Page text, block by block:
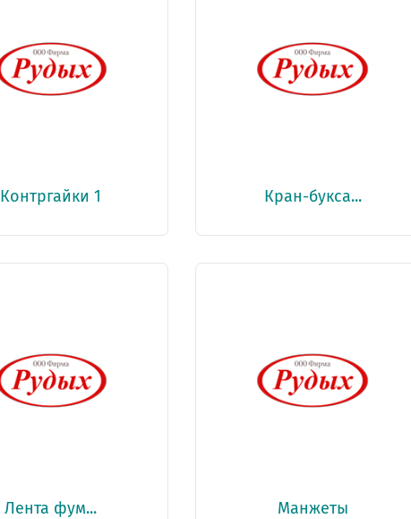
Контргайки 1 Кран-букса...
Лента фум... Манжеты